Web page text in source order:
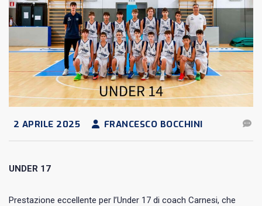
2 APRILE 2025 FRANCESCO BOCCHINI
UNDER 17
Prestazione eccellente per l’Under 17 di coach Carnesi, che